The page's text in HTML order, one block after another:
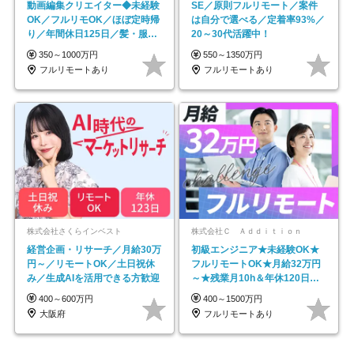
動画編集クリエイター◆未経験
OK／フルリモOK／ほぼ定時帰
り／年間休日125日／髪・服・
ネイル自由／副業OK
350～1000万円
フルリモートあり
SE／原則フルリモート／案件
は自分で選べる／定着率93%／
20～30代活躍中！
550～1350万円
フルリモートあり
株式会社さくらインベスト
経営企画・リサーチ／月給30万
円～／リモートOK／土日祝休
み／生成AIを活用できる方歓迎
400～600万円
大阪府
株式会社Ｃ Ａｄｄｉｔｉｏｎ
初級エンジニア★未経験OK★
フルリモートOK★月給32万円
～★残業月10h＆年休120日以
上★副業可
400～1500万円
フルリモートあり